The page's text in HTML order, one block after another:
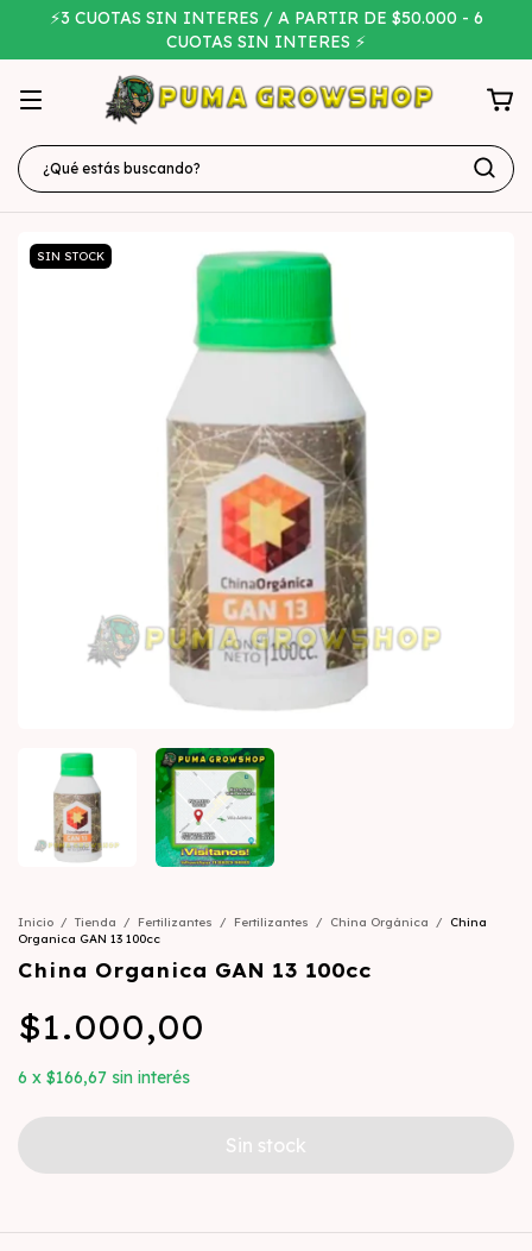
⚡3 CUOTAS SIN INTERES / A PARTIR DE $50.000 - 6
CUOTAS SIN INTERES ⚡
SIN STOCK
Inicio / Tienda / Fertilizantes / Fertilizantes / China Orgánica /
China
Organica GAN 13 100cc
China Organica GAN 13 100cc
$1.000,00
6 x $166,67 sin interés